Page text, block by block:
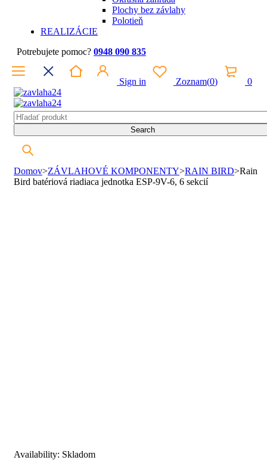
Plochy bez závlahy
Polotieň
REALIZÁCIE
Potrebujete pomoc? 0948 090 835
Sign in Zoznam(0) 0
Domov>ZÁVLAHOVÉ KOMPONENTY>RAIN BIRD>Rain
Bird batériová riadiaca jednotka ESP-9V-6, 6 sekcií
Availability: Skladom